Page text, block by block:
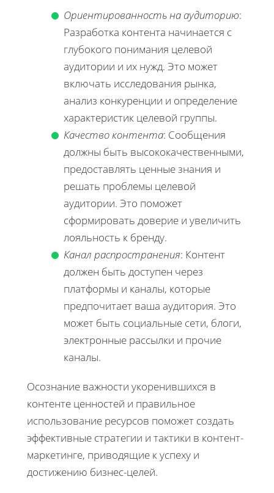
Ориентированность на аудиторию:
Разработка контента начинается с
глубокого понимания целевой
аудитории и их нужд. Это может
включать исследования рынка,
анализ конкуренции и определение
характеристик целевой группы.
Качество контента: Сообщения
должны быть высококачественными,
предоставлять ценные знания и
решать проблемы целевой
аудитории. Это поможет
сформировать доверие и увеличить
лояльность к бренду.
Канал распространения: Контент
должен быть доступен через
платформы и каналы, которые
предпочитает ваша аудитория. Это
может быть социальные сети, блоги,
электронные рассылки и прочие
каналы.
Осознание важности укоренившихся в
контенте ценностей и правильное
использование ресурсов поможет создать
эффективные стратегии и тактики в контент-
маркетинге, приводящие к успеху и
достижению бизнес-целей.